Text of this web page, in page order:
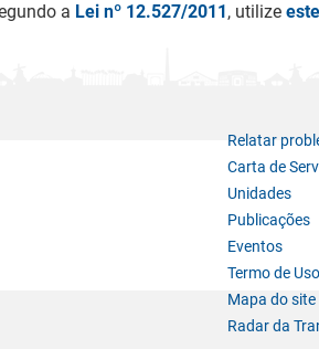
a Lei nº 12.527/2011 , utilize
Relatar
Carta de
Unidades
Publicações
Eventos
Termo de
Mapa do site
Radar da